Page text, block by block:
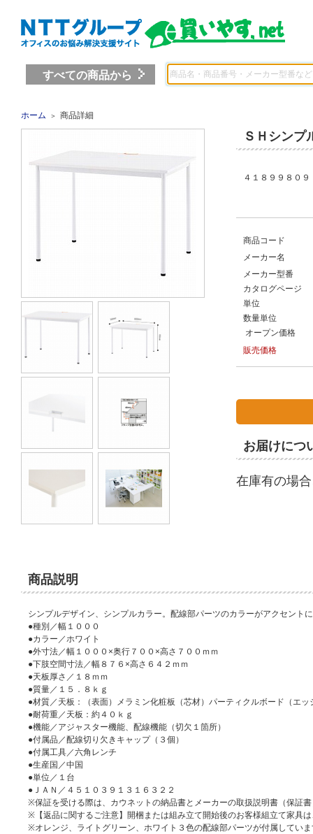
すべての商品から
ホーム ＞ 商品詳細
ＳＨシン
４１８９９８０
商品コード
メーカー名
メーカー型番
カタログページ
単位
数量単位
オープン価格
販売価格
お届けにつ
在庫有の場
商品説明
シンプルデザイン、シンプルカラー。配線部パーツのカラーがアクセント
●種別／幅１０００
●カラー／ホワイト
●外寸法／幅１０００×奥行７００×高さ７００ｍｍ
●下肢空間寸法／幅８７６×高さ６４２ｍｍ
●天板厚さ／１８ｍｍ
●質量／１５．８ｋｇ
●材質／天板：（表面）メラミン化粧板（芯材）パーティクルボード（エ
●耐荷重／天板：約４０ｋｇ
●機能／アジャスター機能、配線機能（切欠１箇所）
●付属品／配線切り欠きキャップ（３個）
●付属工具／六角レンチ
●生産国／中国
●単位／１台
●ＪＡＮ／４５１０３９１３１６３２２
※保証を受ける際は、カウネットの納品書とメーカーの取扱説明書（保証
※【返品に関するご注意】開梱または組み立て開始後のお客様組立て家具
※オレンジ、ライトグリーン、ホワイト３色の配線部パーツが付属してい